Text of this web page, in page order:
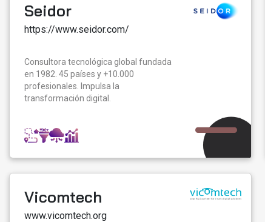
Seidor
https://www.seidor.com/
Consultora tecnológica global fundada
en 1982. 45 países y +10.000
profesionales. Impulsa la
transformación digital.
Vicomtech
www.vicomtech.org